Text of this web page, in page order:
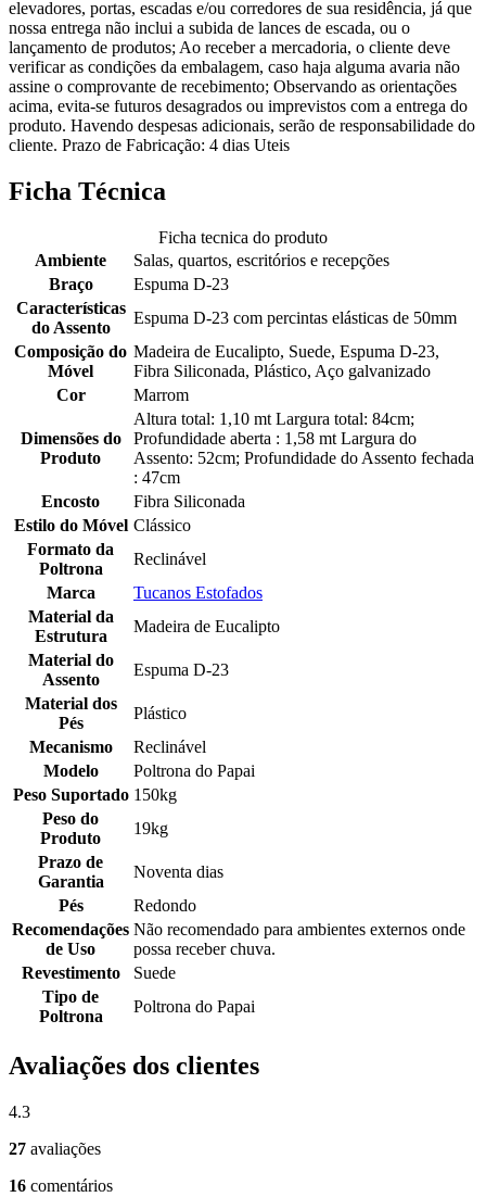
elevadores, portas, escadas e/ou corredores de sua residência, já que
nossa entrega não inclui a subida de lances de escada, ou o
lançamento de produtos; Ao receber a mercadoria, o cliente deve
verificar as condições da embalagem, caso haja alguma avaria não
assine o comprovante de recebimento; Observando as orientações
acima, evita-se futuros desagrados ou imprevistos com a entrega do
produto. Havendo despesas adicionais, serão de responsabilidade do
cliente. Prazo de Fabricação: 4 dias Uteis
Ficha Técnica
Ficha tecnica do produto
Ambiente
Salas, quartos, escritórios e recepções
Braço
Espuma D-23
Características
do Assento
Espuma D-23 com percintas elásticas de 50mm
Composição do
Móvel
Madeira de Eucalipto, Suede, Espuma D-23,
Fibra Siliconada, Plástico, Aço galvanizado
Cor
Marrom
Dimensões do
Produto
Altura total: 1,10 mt Largura total: 84cm;
Profundidade aberta : 1,58 mt Largura do
Assento: 52cm; Profundidade do Assento fechada
: 47cm
Encosto
Fibra Siliconada
Estilo do Móvel Clássico
Formato da
Poltrona
Reclinável
Marca
Tucanos Estofados
Material da
Estrutura
Madeira de Eucalipto
Material do
Assento
Espuma D-23
Material dos
Pés
Plástico
Mecanismo
Reclinável
Modelo
Poltrona do Papai
Peso Suportado 150kg
Peso do
Produto
19kg
Prazo de
Garantia
Noventa dias
Pés
Redondo
Recomendações
de Uso
Não recomendado para ambientes externos onde
possa receber chuva.
Revestimento
Suede
Tipo de
Poltrona
Poltrona do Papai
Avaliações dos clientes
4.3
27 avaliações
16 comentários